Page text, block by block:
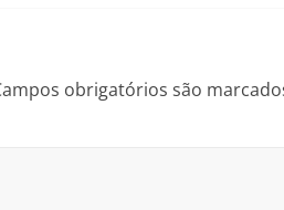
obrigatórios são